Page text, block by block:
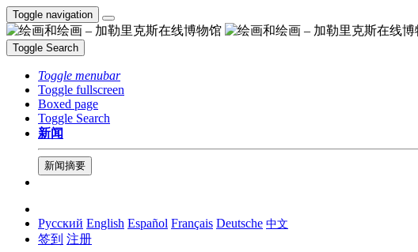
Toggle navigation
Toggle Search
Toggle menubar
Toggle fullscreen
Boxed page
Toggle Search
新闻
新闻摘要
Русский English Español Français Deutsche 中文
签到 注册